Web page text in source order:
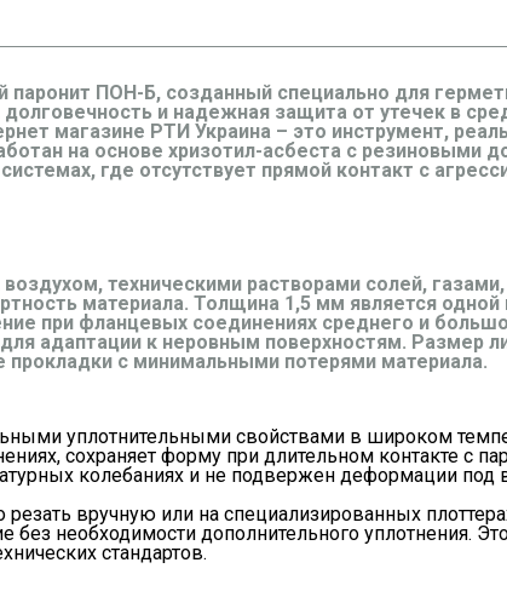
ПОН-Б, созданный специально для
и надежная защита от утечек в
магазине РТИ Украина – это инструмент,
на основе хризотил-асбеста с резиновыми
где отсутствует прямой контакт с
техническими растворами солей,
материала. Толщина 1,5 мм является
при фланцевых соединениях среднего и
адаптации к неровным поверхностям. Размер
с минимальными потерями материала.
уплотнительными свойствами в широком
сохраняет форму при длительном контакте с
колебаниях и не подвержен деформации под
вручную или на специализированных
без необходимости дополнительного уплотнения.
стандартов.